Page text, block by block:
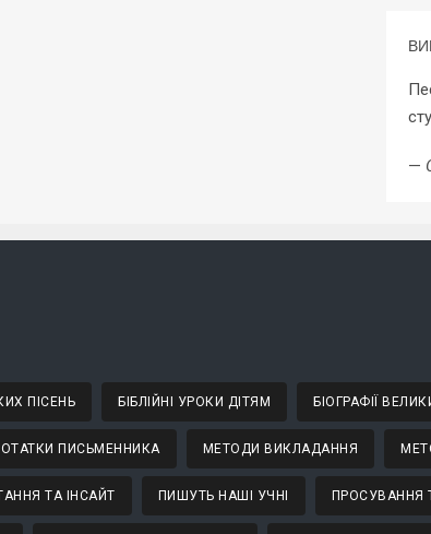
—
ПІСЕНЬ БІБЛІЙНІ УРОКИ ДІТЯМ БІОГРАФІЇ
ПИСЬМЕННИКА МЕТОДИ ВИКЛАДАННЯ
ТА ІНСАЙТ ПИШУТЬ НАШІ УЧНІ ПРОСУВАННЯ